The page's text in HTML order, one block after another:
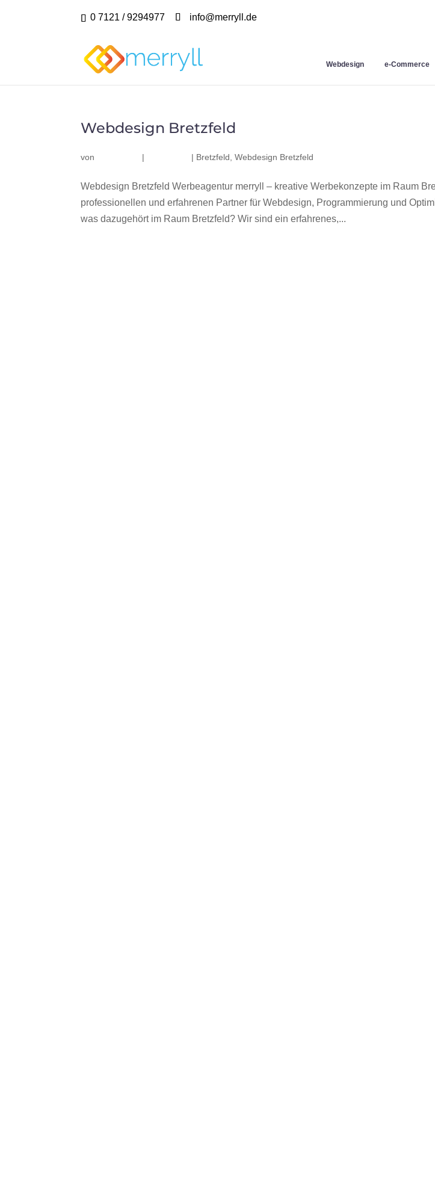
0 7121 / 9294977 info@merryll.de
Webdesign e-Commerce
Webdesign Bretzfeld
von | | Bretzfeld ,Webdesign Bretzfeld
Webdesign Bretzfeld Werbeagentur merryll – kreative Werbekonzepte im Raum
professionellen und erfahrenen Partner für Webdesign, Programmierung und
was dazugehört im Raum Bretzfeld? Wir sind ein erfahrenes,...